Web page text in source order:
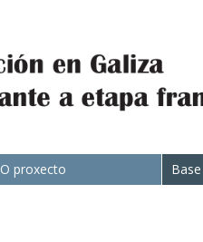
O proxecto